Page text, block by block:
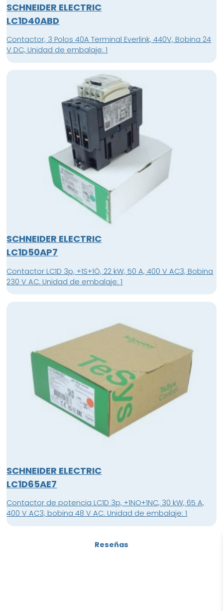
SCHNEIDER ELECTRIC
LC1D40ABD
Contactor, 3 Polos 40A Terminal Everlink, 440V, Bobina 24
V DC, Unidad de embalaje: 1
SCHNEIDER ELECTRIC
LC1D50AP7
Contactor LC1D 3p, +1S+1Ö, 22 kW, 50 A, 400 V AC3, Bobina
230 V AC. Unidad de embalaje: 1
SCHNEIDER ELECTRIC
LC1D65AE7
Contactor de potencia LC1D 3p, +1NO+1NC, 30 kW, 65 A,
400 V AC3, bobina 48 V AC. Unidad de embalaje: 1
Reseñas